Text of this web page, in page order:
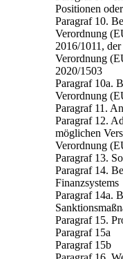
Positionen
Paragraf 10.
Verordnung
2016/1011,
Verordnung
2020/1503
Paragraf 10a.
Verordnung
Paragraf 11.
Paragraf 12.
möglichen
Verordnung
Paragraf 13.
Paragraf 14.
Finanzsystems
Paragraf 14a.
Paragraf 15.
Paragraf 15a
Paragraf 15b